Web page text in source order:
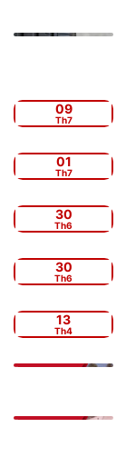
09
Th7
01
Th7
30
Th6
30
Th6
13
Th4